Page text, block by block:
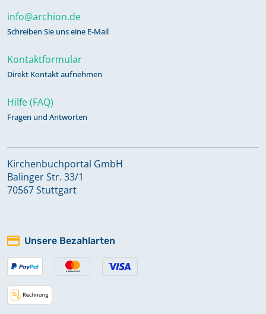
info@archion.de
Schreiben Sie uns eine E-Mail
Kontaktformular
Direkt Kontakt aufnehmen
Hilfe (FAQ)
Fragen und Antworten
Kirchenbuchportal GmbH
Balinger Str. 33/1
70567 Stuttgart
Unsere Bezahlarten